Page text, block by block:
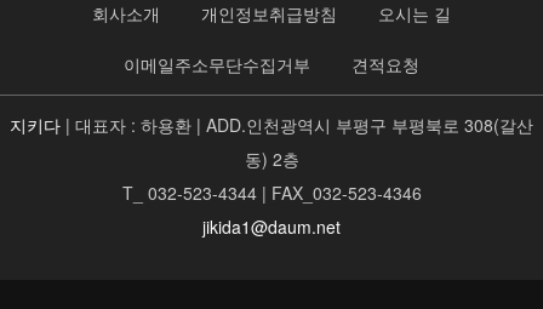
회사소개 개인정보취급방침 오시는 길
이메일주소무단수집거부 견적요청
지키다 | 대표자 : 하용환 | ADD.인천광역시 부평구 부평북로 308(갈산
동) 2층
T_ 032-523-4344 | FAX_032-523-4346
jikida1@daum.net